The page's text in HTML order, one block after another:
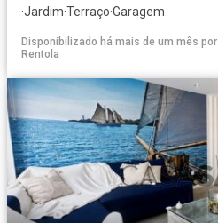
·Jardim·Terraço·Garagem
Disponibilizado há mais de um mês por
Rentola